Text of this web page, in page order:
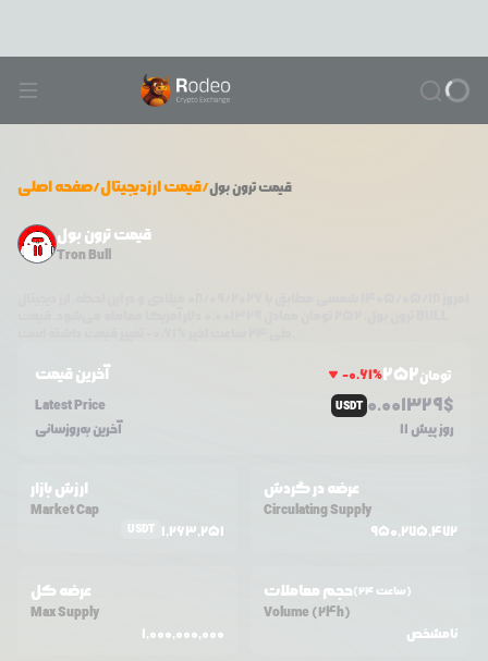
صفحه اصلی/قیمت ارزدیجیتال/ قیمتترون بول
قیمت ترون بول
Tron Bull
آخرین قیمت -0.61%252تومان
Latest Price
USDT 0.001329$
آخرین به‌روزسانی 11 روز پیش
ارزش بازار
Market Cap
USDT 1,263,251
عرضه در گردش
Circulating Supply
950,275,472
عرضه کل
Max Supply
1,000,000,000
حجم معاملات (24 ساعت)
Volume (24h)
نامشخص